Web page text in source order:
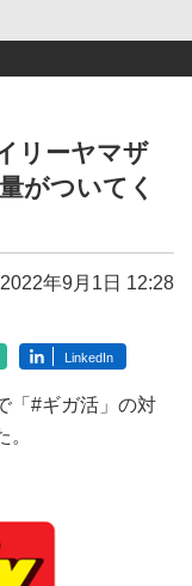
リーヤマザ
がついてく
2022年9月1日 12:28
LinkedIn
「#ギガ活」の対